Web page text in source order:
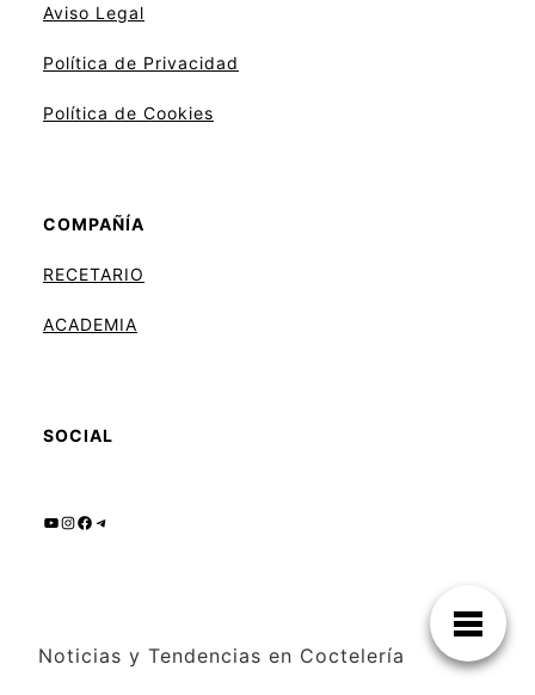
Aviso Legal
Política de Privacidad
Política de Cookies
COMPAÑÍA
RECETARIO
ACADEMIA
SOCIAL
YouTube
Instagram
Facebook
Telegram
Noticias y Tendencias en Coctelería